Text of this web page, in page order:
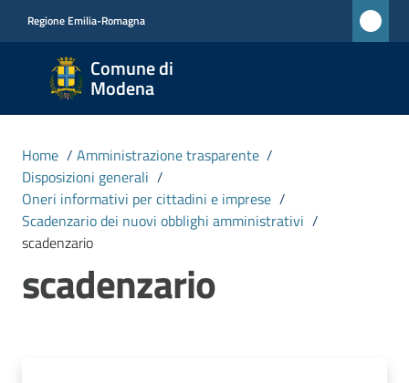
Regione Emilia-Romagna
Comune di
Modena
Comune
di
Modena
CIVICA
MONET
Menu selezionato
Home / Amministrazione trasparente /
Disposizioni generali /
Oneri informativi per cittadini e imprese /
Scadenzario dei nuovi obblighi amministrativi /
scadenzario
scadenzario